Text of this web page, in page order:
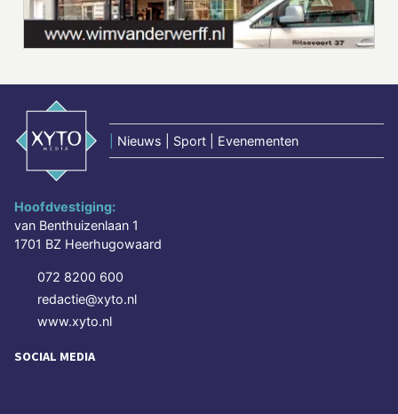
Nieuws | Sport | Evenementen
Hoofdvestiging:
van Benthuizenlaan 1
1701 BZ Heerhugowaard
072 8200 600
redactie@xyto.nl
www.xyto.nl
SOCIAL MEDIA